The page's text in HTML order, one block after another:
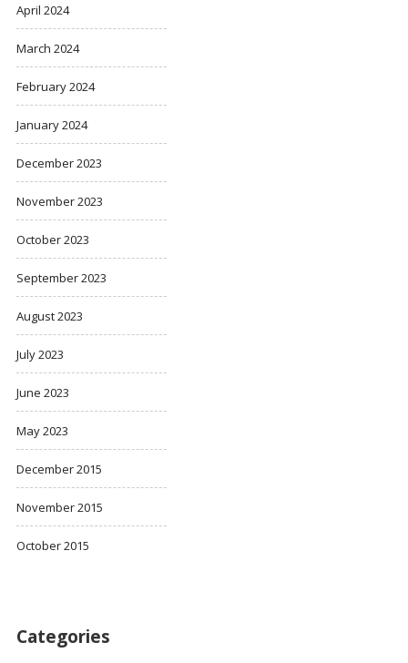
April 2024
March 2024
February 2024
January 2024
December 2023
November 2023
October 2023
September 2023
August 2023
July 2023
June 2023
May 2023
December 2015
November 2015
October 2015
Categories